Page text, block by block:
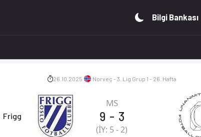
durumu ve iddaa oranları Ofsayt'ta. (26.10.2025)
Bilgi Bankası
26.10.2025 Norveç - 3. Lig Grup 1 - 26. Hafta
Frigg
MS
9 - 3
(İY: 5 -2)